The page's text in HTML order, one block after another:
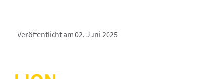
Veröffentlicht am 02. Juni 2025